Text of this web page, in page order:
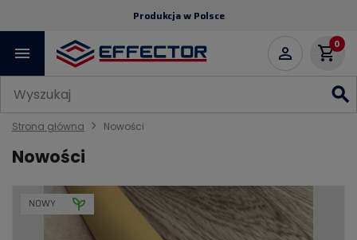
Produkcja w Polsce
menu
search
 shopping_cart0
Strona główna Nowości
Nowości
NOWY